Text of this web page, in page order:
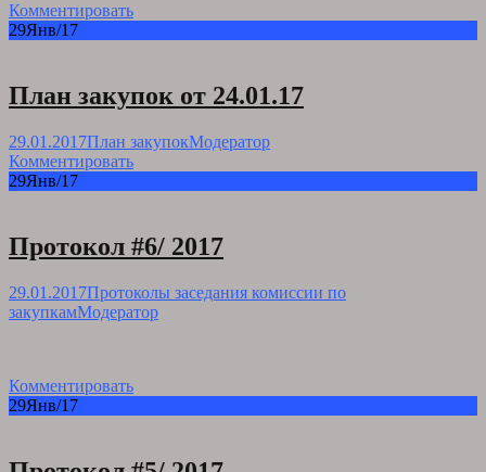
Комментировать
29Янв/17
План закупок от 24.01.17
29.01.2017План закупокМодератор
Комментировать
29Янв/17
Протокол #6/ 2017
29.01.2017Протоколы заседания комиссии по
закупкамМодератор
Комментировать
29Янв/17